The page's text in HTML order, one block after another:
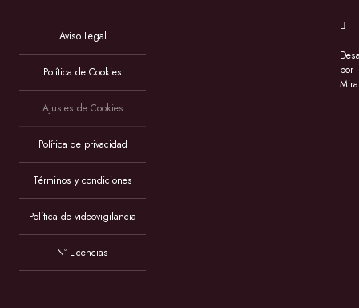
Aviso Legal
Política de Cookies
Ajustes de Cookies
Política de privacidad
Términos y condiciones
Política de videovigilancia
Nº Licencias
por